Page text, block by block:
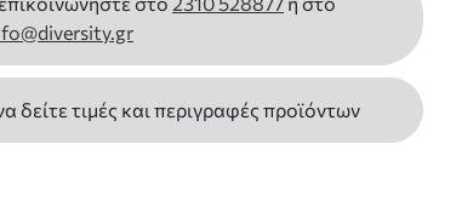
δείτε τιμές και περιγραφές προϊόντων